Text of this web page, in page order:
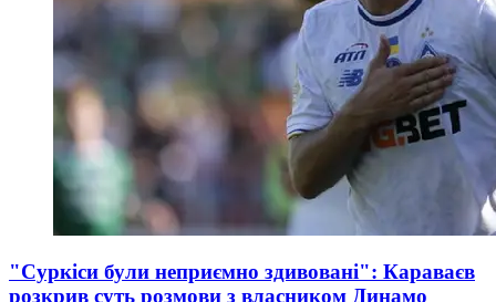
"Суркіси були неприємно здивовані": Караваєв
розкрив суть розмови з власником Динамо